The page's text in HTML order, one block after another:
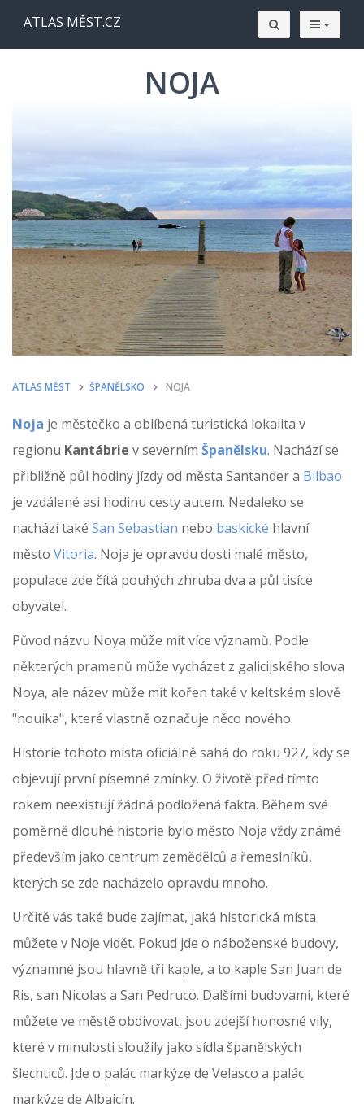
ATLAS MĚST.CZ
NOJA
ATLAS MĚST ŠPANĚLSKO NOJA
Noja je městečko a oblíbená turistická lokalita v
regionu Kantábrie v severním Španělsku. Nachází se
přibližně půl hodiny jízdy od města Santander a Bilbao
je vzdálené asi hodinu cesty autem. Nedaleko se
nachází také San Sebastian nebo baskické hlavní
město Vitoria. Noja je opravdu dosti malé město,
populace zde čítá pouhých zhruba dva a půl tisíce
obyvatel.
Původ názvu Noya může mít více významů. Podle
některých pramenů může vycházet z galicijského slova
Noya, ale název může mít kořen také v keltském slově
"nouika", které vlastně označuje něco nového.
Historie tohoto místa oficiálně sahá do roku 927, kdy se
objevují první písemné zmínky. O životě před tímto
rokem neexistují žádná podložená fakta. Během své
poměrně dlouhé historie bylo město Noja vždy známé
především jako centrum zemědělců a řemeslníků,
kterých se zde nacházelo opravdu mnoho.
Určitě vás také bude zajímat, jaká historická místa
můžete v Noje vidět. Pokud jde o náboženské budovy,
významné jsou hlavně tři kaple, a to kaple San Juan de
Ris, san Nicolas a San Pedruco. Dalšími budovami, které
můžete ve městě obdivovat, jsou zdejší honosné vily,
které v minulosti sloužily jako sídla španělských
šlechticů. Jde o palác markýze de Velasco a palác
markýze de Albaicín.